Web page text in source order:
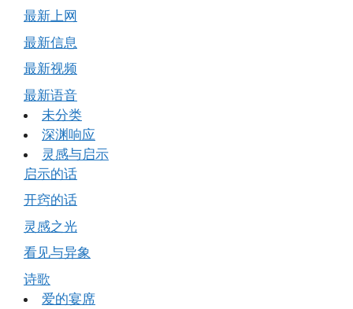
最新上网
最新信息
最新视频
最新语音
未分类
深渊响应
灵感与启示
启示的话
开窍的话
灵感之光
看见与异象
诗歌
爱的宴席